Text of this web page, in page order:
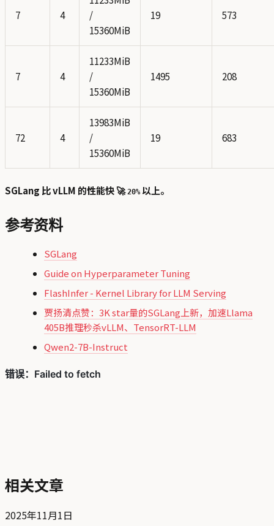
7 4
/
15360MiB
19 573
7 4
11233MiB
/
15360MiB
1495 208
72 4
13983MiB
/
15360MiB
19 683
SGLang 比 vLLM 的性能快 🚀20% 以上。
参考资料
SGLang
Guide on Hyperparameter Tuning
FlashInfer - Kernel Library for LLM Serving
贾扬清点赞：3K star量的SGLang上新，加速Llama
405B推理秒杀vLLM、TensorRT-LLM
Qwen2-7B-Instruct
相关文章
2025年11月1日